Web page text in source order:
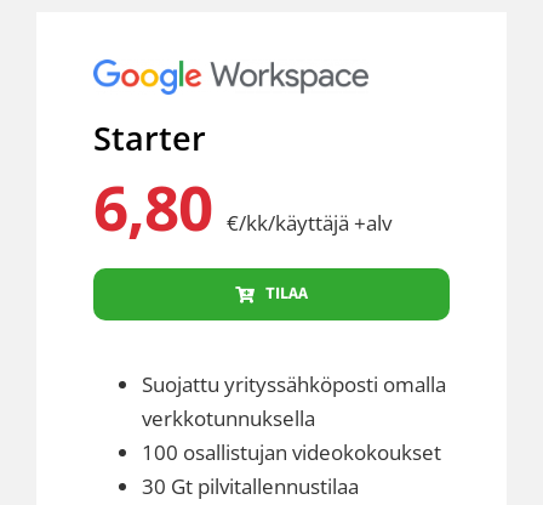
Starter
6,80 €/kk/käyttäjä +alv
TILAA
Suojattu yrityssähköposti omalla
verkkotunnuksella
100 osallistujan videokokoukset
30 Gt pilvitallennustilaa